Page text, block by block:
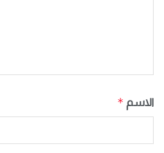
الاسم *